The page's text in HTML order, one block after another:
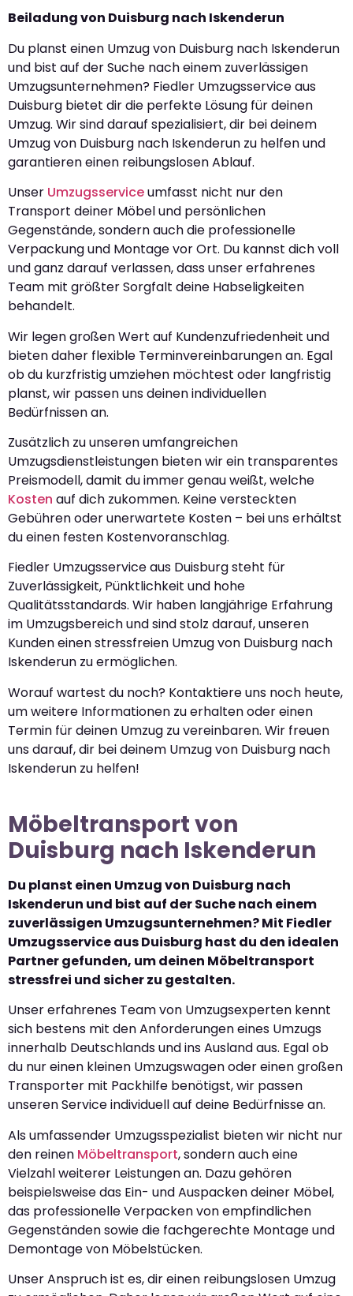
Beiladung von Duisburg nach Iskenderun
Du planst einen Umzug von Duisburg nach Iskenderun
und bist auf der Suche nach einem zuverlässigen
Umzugsunternehmen? Fiedler Umzugsservice aus
Duisburg bietet dir die perfekte Lösung für deinen
Umzug. Wir sind darauf spezialisiert, dir bei deinem
Umzug von Duisburg nach Iskenderun zu helfen und
garantieren einen reibungslosen Ablauf.
Unser Umzugsserviceumfasst nicht nur den
Transport deiner Möbel und persönlichen
Gegenstände, sondern auch die professionelle
Verpackung und Montage vor Ort. Du kannst dich voll
und ganz darauf verlassen, dass unser erfahrenes
Team mit größter Sorgfalt deine Habseligkeiten
behandelt.
Wir legen großen Wert auf Kundenzufriedenheit und
bieten daher flexible Terminvereinbarungen an. Egal
ob du kurzfristig umziehen möchtest oder langfristig
planst, wir passen uns deinen individuellen
Bedürfnissen an.
Zusätzlich zu unseren umfangreichen
Umzugsdienstleistungen bieten wir ein transparentes
Preismodell, damit du immer genau weißt, welche
Kosten auf dich zukommen. Keine versteckten
Gebühren oder unerwartete Kosten – bei uns erhältst
du einen festen Kostenvoranschlag.
Fiedler Umzugsservice aus Duisburg steht für
Zuverlässigkeit, Pünktlichkeit und hohe
Qualitätsstandards. Wir haben langjährige Erfahrung
im Umzugsbereich und sind stolz darauf, unseren
Kunden einen stressfreien Umzug von Duisburg nach
Iskenderun zu ermöglichen.
Worauf wartest du noch? Kontaktiere uns noch heute,
um weitere Informationen zu erhalten oder einen
Termin für deinen Umzug zu vereinbaren. Wir freuen
uns darauf, dir bei deinem Umzug von Duisburg nach
Iskenderun zu helfen!
Möbeltransport von
Duisburg nach Iskenderun
Du planst einen Umzug von Duisburg nach
Iskenderun und bist auf der Suche nach einem
zuverlässigen Umzugsunternehmen? Mit Fiedler
Umzugsservice aus Duisburg hast du den idealen
Partner gefunden, um deinen Möbeltransport
stressfrei und sicher zu gestalten.
Unser erfahrenes Team von Umzugsexperten kennt
sich bestens mit den Anforderungen eines Umzugs
innerhalb Deutschlands und ins Ausland aus. Egal ob
du nur einen kleinen Umzugswagen oder einen großen
Transporter mit Packhilfe benötigst, wir passen
unseren Service individuell auf deine Bedürfnisse an.
Als umfassender Umzugsspezialist bieten wir nicht nur
den reinen Möbeltransport, sondern auch eine
Vielzahl weiterer Leistungen an. Dazu gehören
beispielsweise das Ein- und Auspacken deiner Möbel,
das professionelle Verpacken von empfindlichen
Gegenständen sowie die fachgerechte Montage und
Demontage von Möbelstücken.
Unser Anspruch ist es, dir einen reibungslosen Umzug